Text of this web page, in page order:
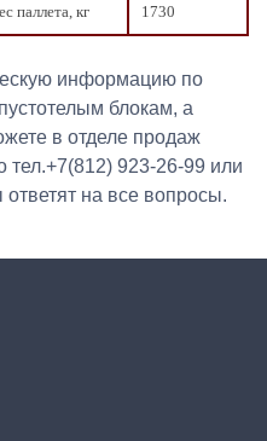
паллета, кг 1730
информацию по
блокам, а
в отделе продаж
923-26-99 или
на все вопросы.